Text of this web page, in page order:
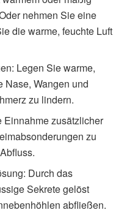
nehmen Sie eine
die warme, feuchte Luft
Legen Sie warme,
Nase, Wangen und
zu lindern.
zusätzlicher
zu
Durch das
Sekrete gelöst
abfließen.